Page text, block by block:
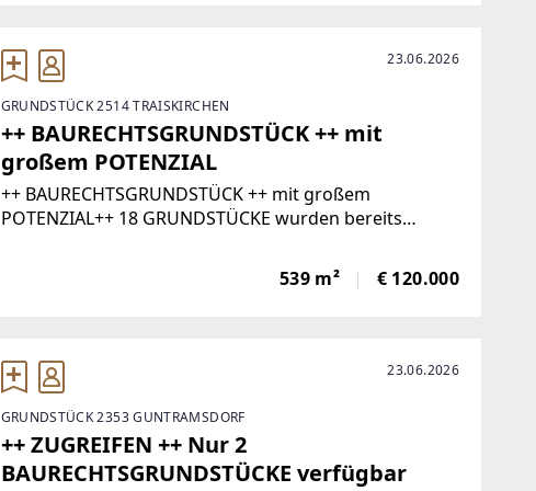
23.06.2026
GRUNDSTÜCK 2514 TRAISKIRCHEN
++ BAURECHTSGRUNDSTÜCK ++ mit
großem POTENZIAL
++ BAURECHTSGRUNDSTÜCK ++ mit großem
POTENZIAL++ 18 GRUNDSTÜCKE wurden bereits
120.000 EURO für IHR NEUES HEIM ++++
MONATLICHER BAURECHTSZINS nur 500 Euro ++In den
539 m² € 120.000
23.06.2026
GRUNDSTÜCK 2353 GUNTRAMSDORF
++ ZUGREIFEN ++ Nur 2
BAURECHTSGRUNDSTÜCKE verfügbar